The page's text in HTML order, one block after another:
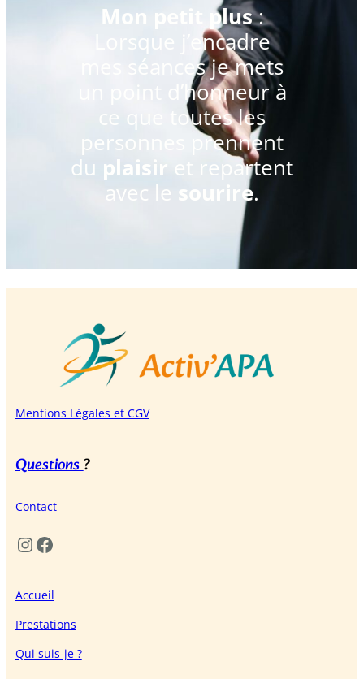
Mon petit plus:
Lorsque j’encadre
mes séances je mets
un point d’honneur à
ce que toutes les
personnes prennent
du plaisir et repartent
avec le sourire.
Mentions Légales et CGV
Questions?
Contact
InstagramFacebook
Accueil
Prestations
Qui suis-je ?